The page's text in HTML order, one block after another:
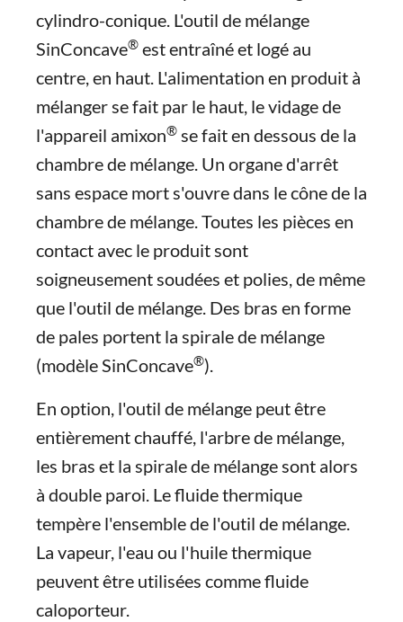
cylindro-conique. L'outil de mélange
SinConcave® est entraîné et logé au
centre, en haut. L'alimentation en produit à
mélanger se fait par le haut, le vidage de
l'appareil amixon® se fait en dessous de la
chambre de mélange. Un organe d'arrêt
sans espace mort s'ouvre dans le cône de la
chambre de mélange. Toutes les pièces en
contact avec le produit sont
soigneusement soudées et polies, de même
que l'outil de mélange. Des bras en forme
de pales portent la spirale de mélange
(modèle SinConcave®).
En option, l'outil de mélange peut être
entièrement chauffé, l'arbre de mélange,
les bras et la spirale de mélange sont alors
à double paroi. Le fluide thermique
tempère l'ensemble de l'outil de mélange.
La vapeur, l'eau ou l'huile thermique
peuvent être utilisées comme fluide
caloporteur.